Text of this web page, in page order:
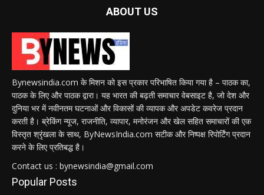
ABOUT US
Bynewsindia.com के मिशन को इस प्रकार परिभाषित किया गया है – पाठक का,
पाठक के लिए और पाठक द्वारा। यह भारत की बढ़ती समाचार वेबसाइट है, जो देश और
दुनिया भर में नवीनतम घटनाओं और विकासों की व्यापक और अपडेट कवरेज प्रदान
करती है। ब्रेकिंग न्यूज, राजनीति, व्यापार, मनोरंजन और खेल सहित समाचारों की एक
विस्तृत श्रृंखला के साथ, ByNewsIndia.com सटीक और निष्पक्ष रिपोर्टिंग प्रदान
करने के लिए प्रतिबद्ध है।
Contact us : bynewsindia@gmail.com
Popular Posts